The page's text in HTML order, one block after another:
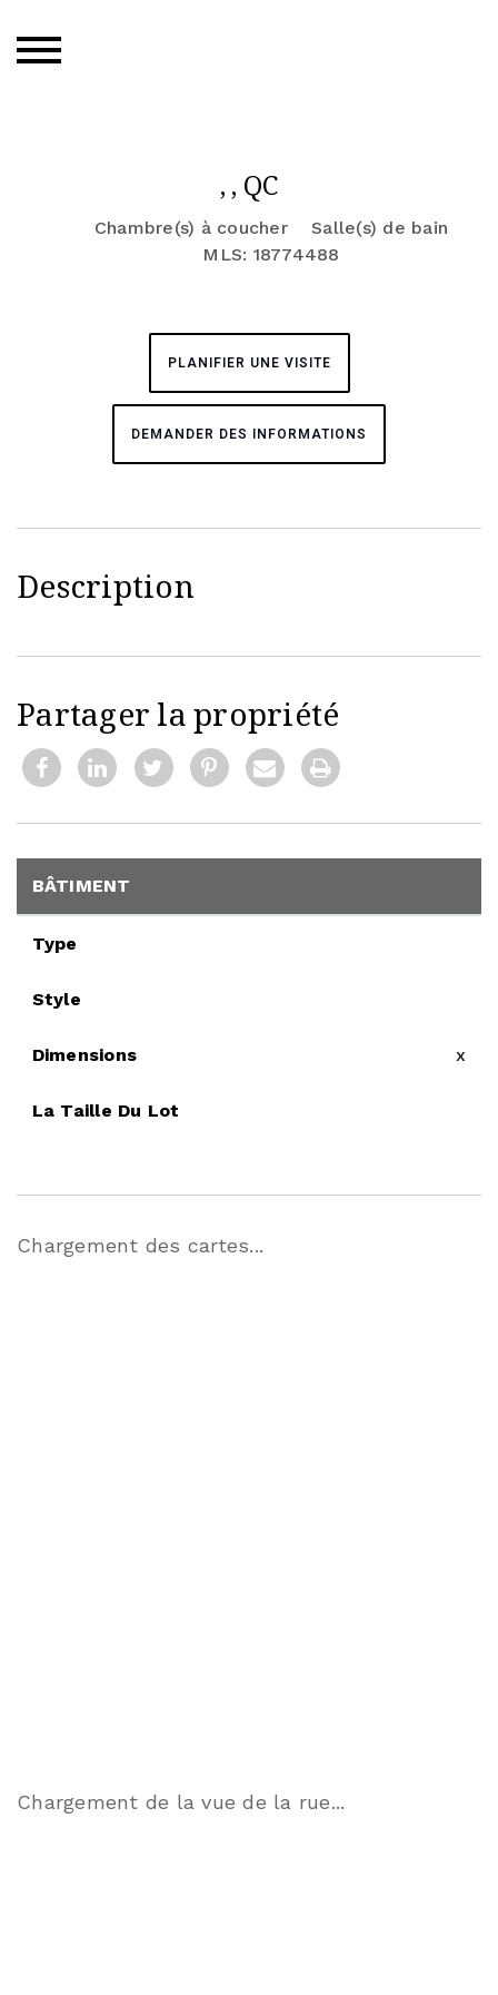
, , QC
Chambre(s) à coucher
Salle(s) de bain
MLS: 18774488
PLANIFIER UNE VISITE
DEMANDER DES INFORMATIONS
Description
Partager la propriété
BÂTIMENT
Type
Style
Dimensions x
La Taille Du Lot
Chargement des cartes...
Chargement de la vue de la rue...